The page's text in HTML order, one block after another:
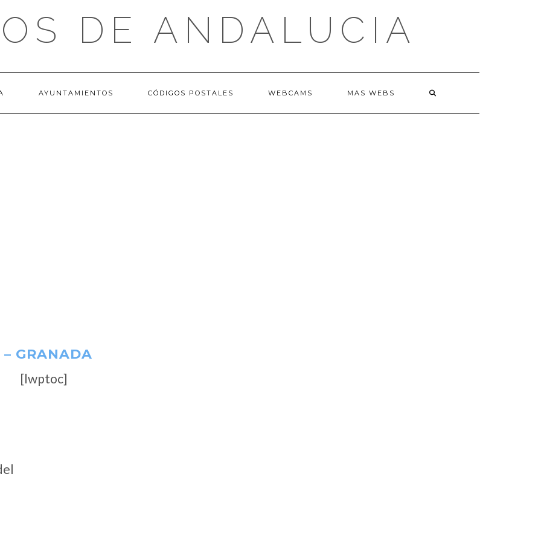
DE ANDALUCIA
AYUNTAMIENTOS CÓDIGOS POSTALES WEBCAMS MAS WEBS
GRANADA
[lwptoc]